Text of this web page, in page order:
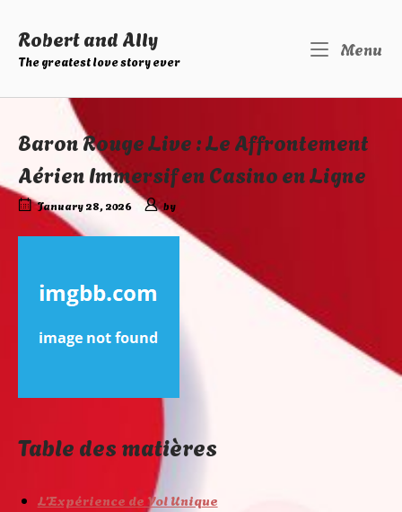
content
Robert and Ally
The greatest love story ever
Menu
Baron Rouge Live : Le Affrontement
Aérien Immersif en Casino en Ligne
January 28, 2026 by
Table des matières
L’Expérience de Vol Unique